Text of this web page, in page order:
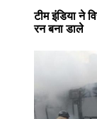
टीम इंडिया ने
रन बना डाले